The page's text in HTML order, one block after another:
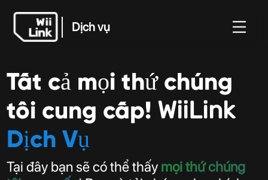
Dịch vụ
Dịch vụ
Tin
tức
Hướng
dẫn
Trạng
thái
WFC
Tất cả mọi thứ chúng
tôi cung cấp! WiiLink
Dịch Vụ
Tại đây bạn sẽ có thể thấy mọi thứ chúng